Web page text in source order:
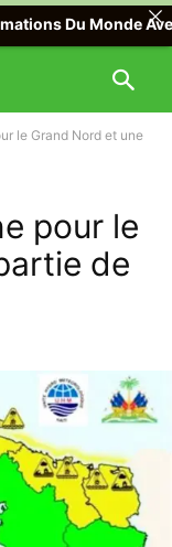
le Grand Nord et une
pour le
de
Du Monde